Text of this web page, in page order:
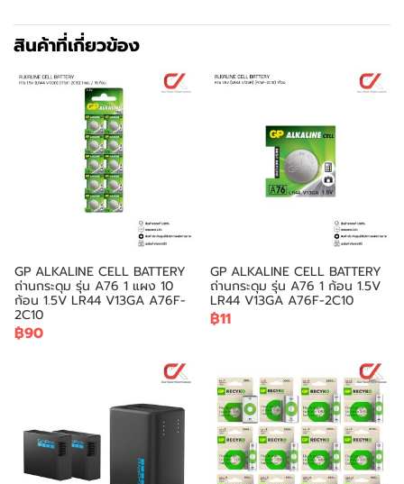
สินค้าที่เกี่ยวข้อง
GP ALKALINE CELL BATTERY
ถ่านกระดุม รุ่น A76 1 แผง 10
ก้อน 1.5V LR44 V13GA A76F-
2C10
฿90
GP ALKALINE CELL BATTERY
ถ่านกระดุม รุ่น A76 1 ก้อน 1.5V
LR44 V13GA A76F-2C10
฿11